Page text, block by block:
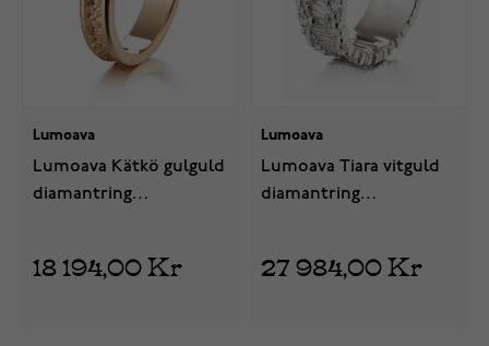
Lumoava
Lumoava Kätkö gulguld
diamantring
18 194,00 Kr
Lumoava
Lumoava Tiara vitguld
diamantring
27 984,00 Kr